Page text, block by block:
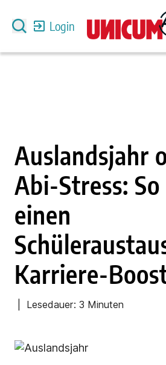
Login
Auslandsjahr
Abi-Stress:
einen
Karriere-
| Lesedauer: 3 Minuten